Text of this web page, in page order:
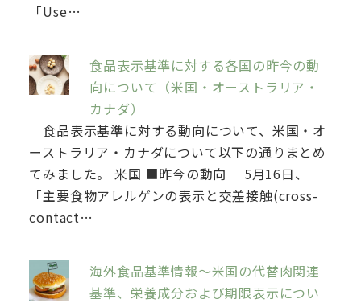
「Use…
食品表示基準に対する各国の昨今の動
向について（米国・オーストラリア・
カナダ）
食品表示基準に対する動向について、米国・オ
ーストラリア・カナダについて以下の通りまとめ
てみました。 米国 ■昨今の動向 5月16日、
「主要食物アレルゲンの表示と交差接触(cross-
contact…
海外食品基準情報～米国の代替肉関連
基準、栄養成分および期限表示につい